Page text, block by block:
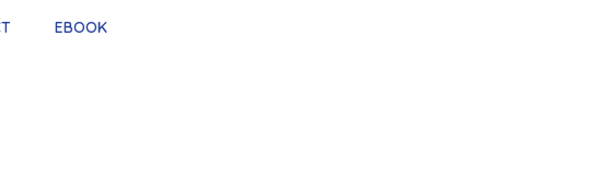
EBOOK